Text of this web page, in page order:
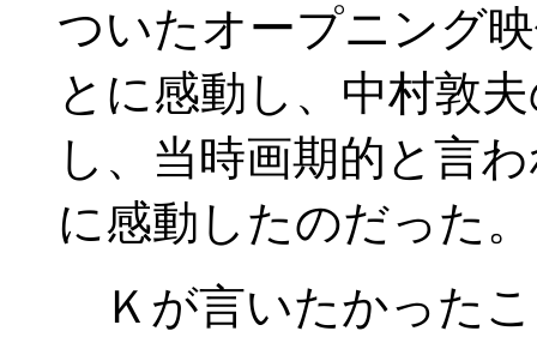
ついたオープニング
とに感動し、中村敦
し、当時画期的と言
に感動したのだった。
Ｋが言いたかった